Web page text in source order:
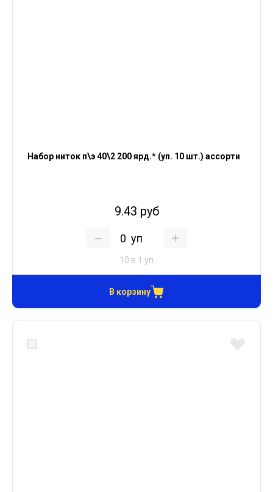
Набор ниток п\э 40\2 200 ярд.* (уп. 10 шт.) ассорти
9.43 руб
уп
10 в 1 уп
В корзину